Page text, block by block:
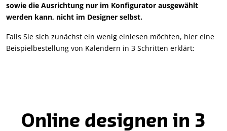
sowie die Ausrichtung nur im Konfigurator ausgewählt
werden kann, nicht im Designer selbst.
Falls Sie sich zunächst ein wenig einlesen möchten, hier eine
Beispielbestellung von Kalendern in 3 Schritten erklärt:
Online designen in 3